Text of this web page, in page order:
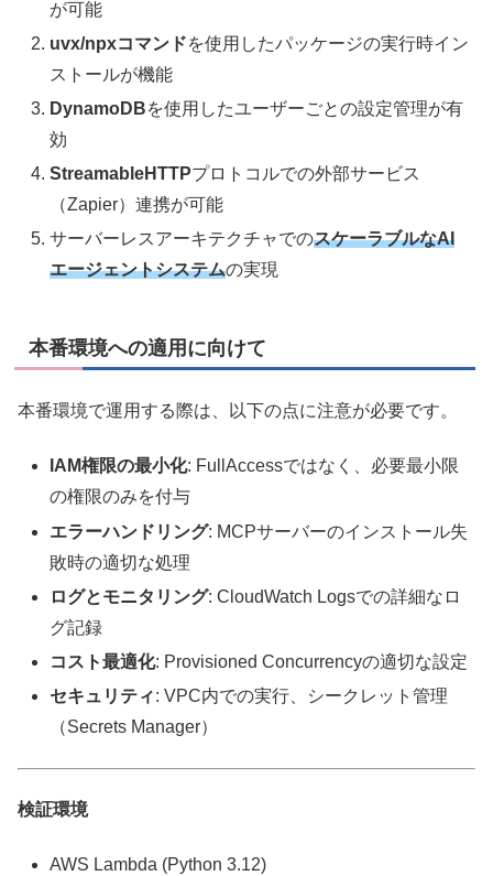
が可能
uvx/npxコマンドを使用したパッケージの実行時イン
ストールが機能
DynamoDBを使用したユーザーごとの設定管理が有
効
StreamableHTTPプロトコルでの外部サービス
（Zapier）連携が可能
サーバーレスアーキテクチャでのスケーラブルなAI
エージェントシステムの実現
本番環境への適用に向けて
本番環境で運用する際は、以下の点に注意が必要です。
IAM権限の最小化: FullAccessではなく、必要最小限
の権限のみを付与
エラーハンドリング: MCPサーバーのインストール失
敗時の適切な処理
ログとモニタリング: CloudWatch Logsでの詳細なロ
グ記録
コスト最適化: Provisioned Concurrencyの適切な設定
セキュリティ: VPC内での実行、シークレット管理
（Secrets Manager）
検証環境
AWS Lambda (Python 3.12)